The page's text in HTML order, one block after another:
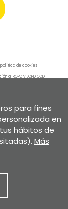
política de cookies
al RGPD y LOPD GDD
para fines
en
hábitos de
Más